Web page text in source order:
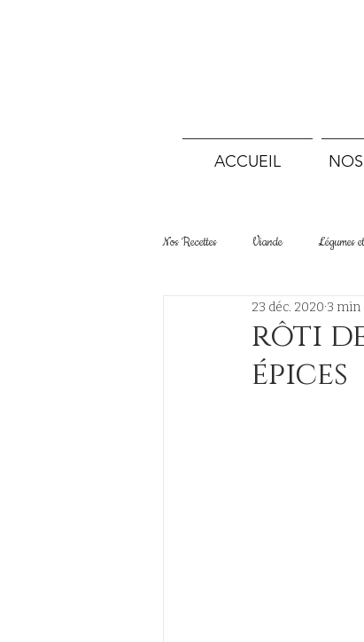
ACCUEIL
Nos Recettes Viande Légumes
Desserts Tartes et Gâteaux
Terrines et conserves Sans viande
rôti
épices
23 déc. 2020 3 min